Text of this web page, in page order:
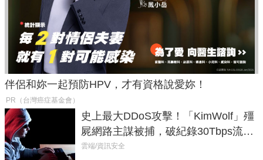
伴侶和妳一起預防HPV，才有資格說愛妳！
PR（台灣癌症基金會）
史上最大DDoS攻擊！「KimWolf」殭
屍網路主謀被捕，破紀錄30Tbps流量
癱瘓全球！
雲端/資訊安全